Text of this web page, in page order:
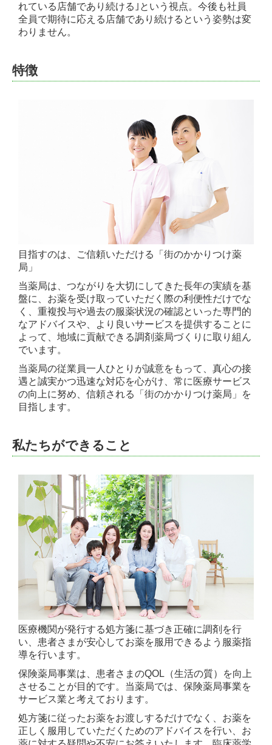
れている店舗であり続ける｣という視点。今後も社員
全員で期待に応える店舗であり続けるという姿勢は変
わりません。
特徴
目指すのは、ご信頼いただける「街のかかりつけ薬
局」
当薬局は、つながりを大切にしてきた長年の実績を基
盤に、お薬を受け取っていただく際の利便性だけでな
く、重複投与や過去の服薬状況の確認といった専門的
なアドバイスや、より良いサービスを提供することに
よって、地域に貢献できる調剤薬局づくりに取り組ん
でいます。
当薬局の従業員一人ひとりが誠意をもって、真心の接
遇と誠実かつ迅速な対応を心がけ、常に医療サービス
の向上に努め、信頼される「街のかかりつけ薬局」を
目指します。
私たちができること
医療機関が発行する処方箋に基づき正確に調剤を行
い、患者さまが安心してお薬を服用できるよう服薬指
導を行います。
保険薬局事業は、患者さまのQOL（生活の質）を向上
させることが目的です。当薬局では、保険薬局事業を
サービス業と考えております。
処方箋に従ったお薬をお渡しするだけでなく、お薬を
正しく服用していただくためのアドバイスを行い、お